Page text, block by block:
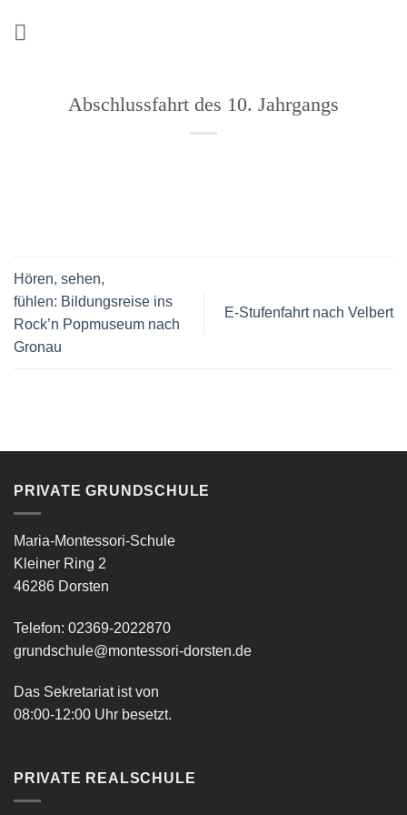
Abschlussfahrt des 10. Jahrgangs
Hören, sehen,
fühlen: Bildungsreise ins
Rock’n Popmuseum nach
Gronau
E-Stufenfahrt nach Velbert
PRIVATE GRUNDSCHULE
Maria-Montessori-Schule
Kleiner Ring 2
46286 Dorsten
Telefon: 02369-2022870
grundschule@montessori-dorsten.de
Das Sekretariat ist von
08:00-12:00 Uhr besetzt.
PRIVATE REALSCHULE